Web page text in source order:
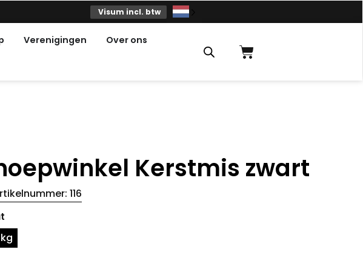
Visum incl. btw
Verenigingen
Over ons
Winkelmandje
Kerstmis zwart
116